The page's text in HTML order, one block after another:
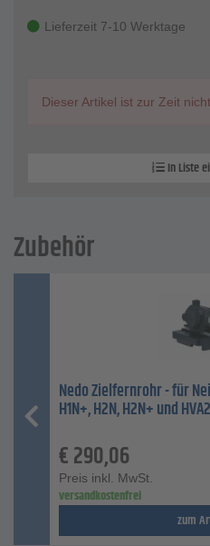
Lieferzeit 7-10 Werktage
Dieser Artikel ist zur Zeit
In Liste
Zubehör
Nedo Zielfernrohr - für
H1N+, H2N, H2N+ und
€290,06
Preis inkl. MwSt.
versandkostenfrei
zum